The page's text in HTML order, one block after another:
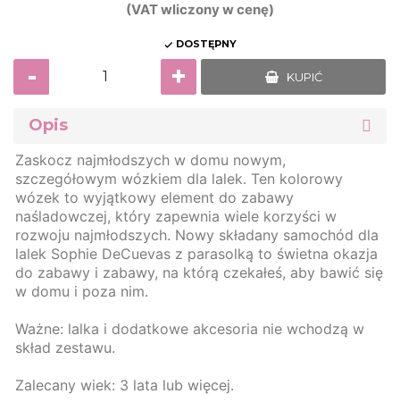
(VAT wliczony w cenę)
 DOSTĘPNY
- + KUPIĆ
Opis
Zaskocz najmłodszych w domu nowym,
szczegółowym wózkiem dla lalek. Ten kolorowy
wózek to wyjątkowy element do zabawy
naśladowczej, który zapewnia wiele korzyści w
rozwoju najmłodszych. Nowy składany samochód dla
lalek Sophie DeCuevas z parasolką to świetna okazja
do zabawy i zabawy, na którą czekałeś, aby bawić się
w domu i poza nim.
Ważne: lalka i dodatkowe akcesoria nie wchodzą w
skład zestawu.
Zalecany wiek: 3 lata lub więcej.